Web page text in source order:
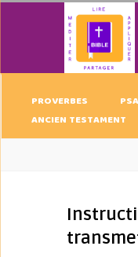
PROVERBES
ANCIEN TESTAMENT